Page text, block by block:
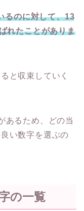
るのに対して、13
れたことがありま
と収束していく
あるため、どの当
い数字を選ぶの
の一覧